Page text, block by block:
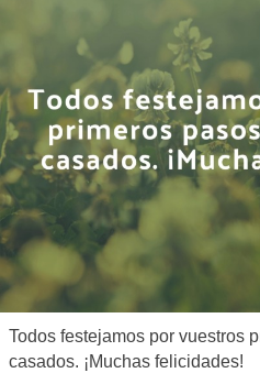
Todos festejamos por vuestros
casados. ¡Muchas felicidades!